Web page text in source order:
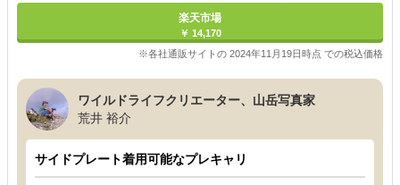
楽天市場
￥ 14,170
※各社通販サイトの 2024年11月19日時点 での税込価格
ワイルドライフクリエーター、山岳写真家
荒井 裕介
サイドプレート着用可能なプレキャリ